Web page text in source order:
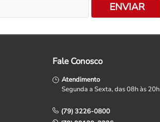
ENVIAR
Fale Conosco
Atendimento
Segunda a Sexta, das 08h às 20h
(79) 3226-0800